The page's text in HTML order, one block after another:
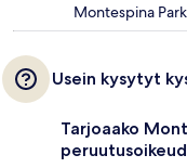
Montespina
Usein kysytyt
Tarjoaako